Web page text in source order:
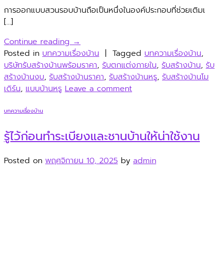
การออกแบบสวนรอบบ้านถือเป็นหนึ่งในองค์ประกอบที่ช่วยเติมเ
[…]
Continue reading→
Posted in บทความเรื่องบ้าน | Tagged บทความเรื่องบ้าน,
บริษัทรับสร้างบ้านพร้อมราคา, รับตกแต่งภายใน, รับสร้างบ้าน, รับ
สร้างบ้านงบ, รับสร้างบ้านราคา, รับสร้างบ้านหรู, รับสร้างบ้านโม
เดิร์น, แบบบ้านหรู Leave a comment
บทความเรื่องบ้าน
รู้ไว้ก่อนทำระเบียงและชานบ้านให้น่าใช้งาน
Posted on พฤศจิกายน 10, 2025 by admin